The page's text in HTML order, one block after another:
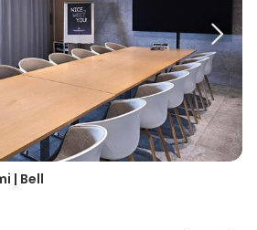
| Bell